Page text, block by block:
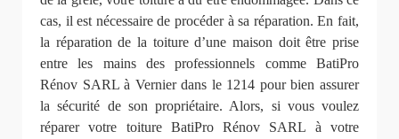
cas, il est nécessaire de procéder à sa réparation. En fait,
la réparation de la toiture d’une maison doit être prise
entre les mains des professionnels comme BatiPro
Rénov SARL à Vernier dans le 1214 pour bien assurer
la sécurité de son propriétaire. Alors, si vous voulez
réparer votre toiture BatiPro Rénov SARL à votre